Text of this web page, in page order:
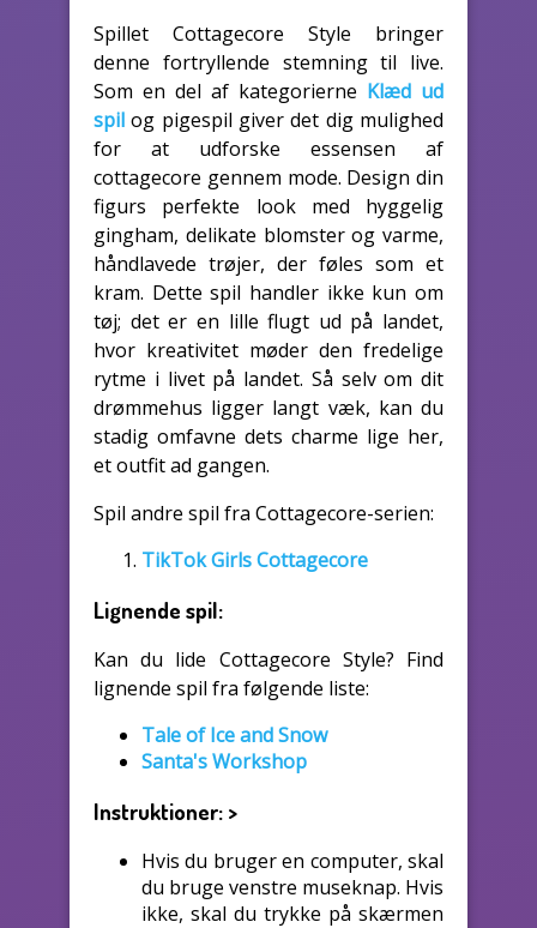
Spillet Cottagecore Style bringer
denne fortryllende stemning til live.
Som en del af kategorierne Klæd ud
spil og pigespil giver det dig mulighed
for at udforske essensen af
cottagecore gennem mode. Design din
figurs perfekte look med hyggelig
gingham, delikate blomster og varme,
håndlavede trøjer, der føles som et
kram. Dette spil handler ikke kun om
tøj; det er en lille flugt ud på landet,
hvor kreativitet møder den fredelige
rytme i livet på landet. Så selv om dit
drømmehus ligger langt væk, kan du
stadig omfavne dets charme lige her,
et outfit ad gangen.
Spil andre spil fra Cottagecore-serien:
TikTok Girls Cottagecore
Lignende spil:
Kan du lide Cottagecore Style? Find
lignende spil fra følgende liste:
Tale of Ice and Snow
Santa's Workshop
Instruktioner: >
Hvis du bruger en computer, skal
du bruge venstre museknap. Hvis
ikke, skal du trykke på skærmen